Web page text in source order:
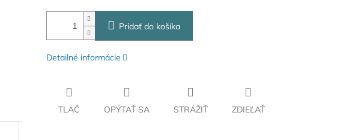
Pridať do košíka
Detailné informácie
TLAČ OPÝTAŤ SA STRÁŽIŤ ZDIEĽAŤ